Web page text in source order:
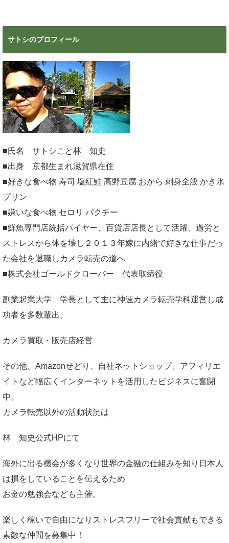
サトシのプロフィール
■氏名 サトシこと林 知史
■出身 京都生まれ滋賀県在住
■好きな食べ物 寿司 塩紅鮭 高野豆腐 おから 刺身全般 かき氷
プリン
■嫌いな食べ物 セロリ パクチー
■鮮魚専門店統括バイヤー、百貨店店長として活躍、過労と
ストレスから体を壊し２０１３年嫁に内緒で好きな仕事だっ
た会社を退職しカメラ転売の道へ
■株式会社ゴールドクローバー 代表取締役
副業起業大学 学長として主に神速カメラ転売学科運営し成
功者を多数輩出。
カメラ買取・販売店経営
その他、Amazonせどり、自社ネットショップ、アフィリエ
イトなど幅広くインターネットを活用したビジネスに奮闘
中。
カメラ転売以外の活動状況は
林 知史公式HPにて
海外に出る機会が多くなり世界の金融の仕組みを知り日本人
は損をしていることを伝えるため
お金の勉強会なども主催。
楽しく稼いで自由になりストレスフリーで社会貢献もできる
素敵な仲間を募集中！